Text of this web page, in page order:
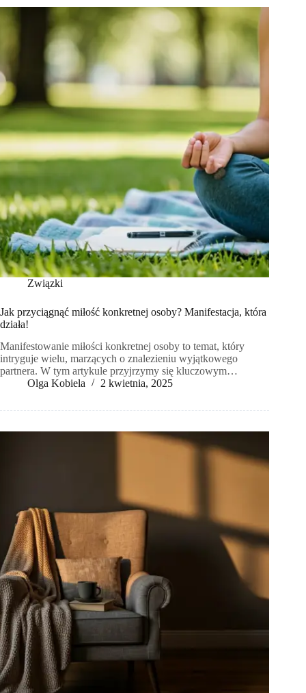
Związki
Jak przyciągnąć miłość konkretnej osoby? Manifestacja, która
działa!
Manifestowanie miłości konkretnej osoby to temat, który
intryguje wielu, marzących o znalezieniu wyjątkowego
partnera. W tym artykule przyjrzymy się kluczowym…
Olga Kobiela
2 kwietnia, 2025